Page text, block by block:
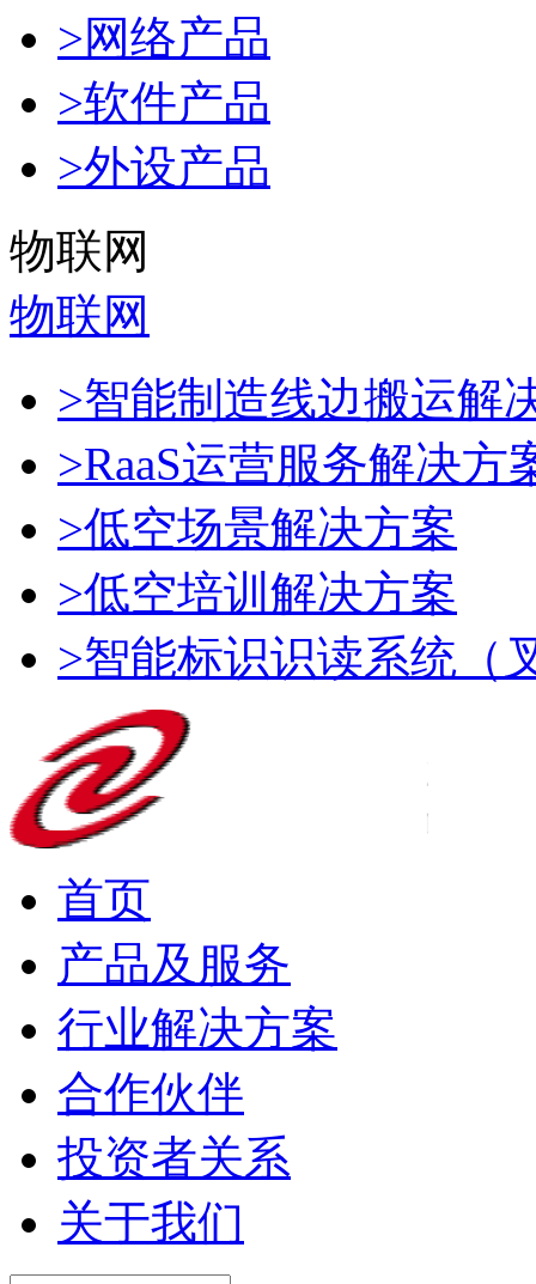
>网络产品
>软件产品
>外设产品
物联网
物联网
>智能制造线边搬运解
>RaaS运营服务解决方
>低空场景解决方案
>低空培训解决方案
>智能标识识读系统（
首页
产品及服务
行业解决方案
合作伙伴
投资者关系
关于我们